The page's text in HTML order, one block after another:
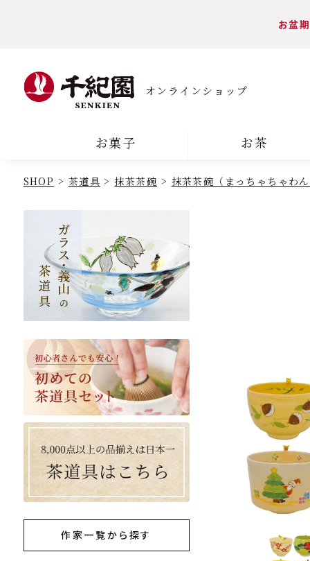
お盆
オンラインショップ
お菓子 お茶
SHOP 茶道具 抹茶茶碗 抹茶茶碗（まっちゃちゃわ
作家一覧から探す